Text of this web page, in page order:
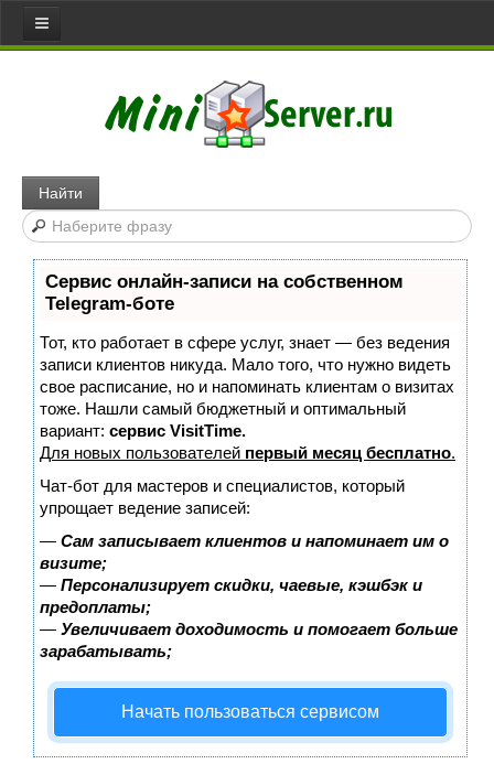
Найти
Сервис онлайн-записи на собственном
Telegram-боте
Тот, кто работает в сфере услуг, знает — без ведения
записи клиентов никуда. Мало того, что нужно видеть
свое расписание, но и напоминать клиентам о визитах
тоже. Нашли самый бюджетный и оптимальный
вариант: сервис VisitTime.
Для новых пользователей первый месяц бесплатно.
Чат-бот для мастеров и специалистов, который
упрощает ведение записей:
— Сам записывает клиентов и напоминает им о
визите;
— Персонализирует скидки, чаевые, кэшбэк и
предоплаты;
— Увеличивает доходимость и помогает больше
зарабатывать;
Начать пользоваться сервисом
Web server
Игровой сервер
Медиа сервер
Файловый сервер
Сервер доступа
Коммуникативный сервер
Примеры серверов
Сайты
Joomla
Wordpress
HTML 5
Общее
FAQ
Программы
Оборудование
Операционные системы
Общее